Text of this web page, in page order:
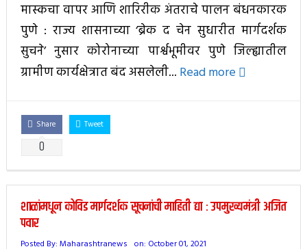
मास्कचा वापर आणि शारिरीक अंतराचे पालन बंधनकारक
पुणे : राज्य शासनाच्या ‘ब्रेक द चेन सुधारीत मार्गदर्शक
सुचने’ नुसार कोरोनाच्या पार्श्वभूमीवर पुणे जिल्ह्यातील
ग्रामीण कार्यक्षेत्रात बंद असलेली... Read more
Share
0
Tweet
शाळांमधून कोविड मार्गदर्शक सूचनांची माहिती द्या : उपमुख्यमंत्री अजित
पवार
Posted By: Maharashtranews on: October 01, 2021